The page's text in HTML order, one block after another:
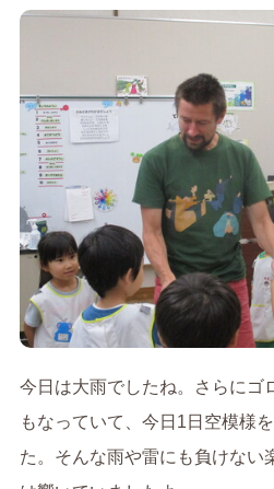
今日は大雨でしたね。さらにゴ
もなっていて、今日1日空模様
た。そんな雨や雷にも負けない